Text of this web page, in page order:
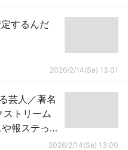
するんだ
2026/2/14(Sa) 13:01
芸人／著名
ストリーム
報ステって
2026/2/14(Sa) 13:00